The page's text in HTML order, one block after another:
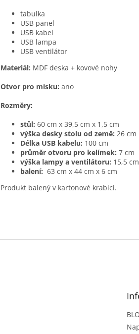
tabulka
USB panel
USB kabel
USB lampa
USB ventilátor
Materiál: MDF deska + kovové nohy
Otvor pro misku: ano
Rozměry:
stůl: 60 cm x 39,5 cm x 1,5 cm
výška desky stolu od země: 26 cm
Délka USB kabelu: 100 cm
průměr otvoru pro kelímek: 7 cm
výška lampy a ventilátoru: 15,5 cm
balení: 63 cm x 44 cm x 6 cm
Produkt balený v kartonové krabici.